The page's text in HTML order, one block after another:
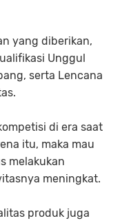
yang diberikan,
Unggul
serta Lencana
di era saat
itu, maka mau
melakukan
meningkat.
produk juga